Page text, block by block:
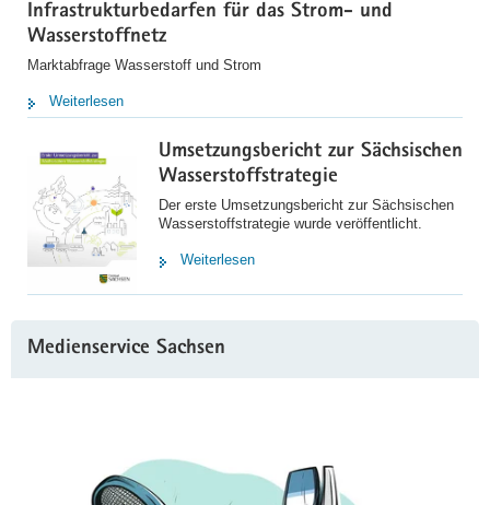
Infrastrukturbedarfen für das Strom- und
Wasserstoffnetz
Marktabfrage Wasserstoff und Strom
Weiterlesen
Umsetzungsbericht zur Sächsischen
Wasserstoffstrategie
Der erste Umsetzungsbericht zur Sächsischen
Wasserstoffstrategie wurde veröffentlicht.
Weiterlesen
Medienservice Sachsen